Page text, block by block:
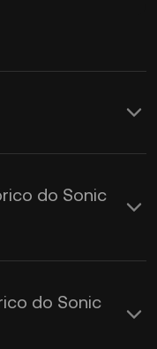
em
(S) em
afetado pela
obter as
do Sonic
do Sonic